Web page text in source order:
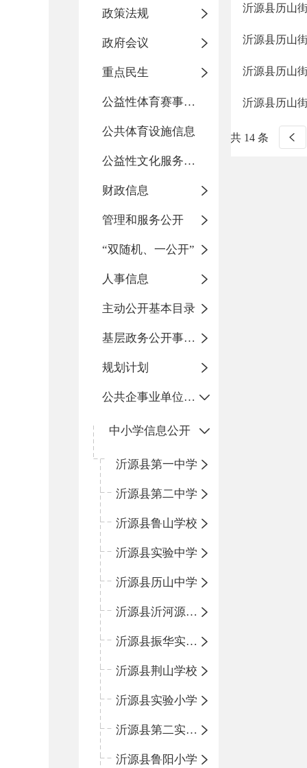
政策法规
政府会议
重点民生
公益性体育赛事活动
公共体育设施信息
公益性文化服务活动
财政信息
管理和服务公开
“双随机、一公开”
人事信息
主动公开基本目录
基层政务公开事项标准目录
规划计划
公共企事业单位信息公开
中小学信息公开
沂源县第一中学
沂源县第二中学
沂源县鲁山学校
沂源县实验中学
沂源县历山中学
沂源县沂河源学校
沂源县振华实验学校
沂源县荆山学校
沂源县实验小学
沂源县第二实验小学
沂源县鲁阳小学
沂源县历山
沂源县历山
沂源县历山
沂源县历山
共 14 条